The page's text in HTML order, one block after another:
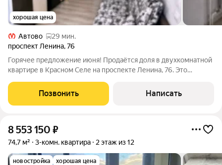
хорошая цена
Автово
29 мин.
проспект Ленина,76
Горячее предложение июня! Продаётся доля в двухкомнатной
квартире в Красном Селе на проспекте Ленина, 76. Это
квартиры в том, что она имеет два ОТДЕЛЬНЫХ входа: из
парадной и с лоджии. Общая
Позвонить Написать
8 553 150 ₽
74,7 м² 3-комн. квартира 2 этаж из 12
новостройка хорошая цена